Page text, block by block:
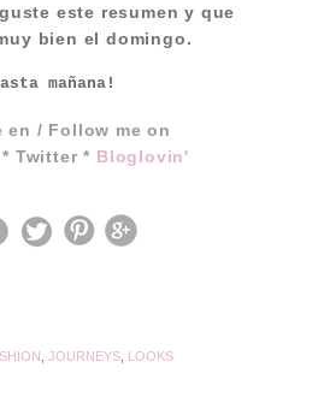
este resumen y que
bien el domingo.
mañana!
en / Follow me on
* Twitter * Bloglovin'
,JOURNEYS LOOKS